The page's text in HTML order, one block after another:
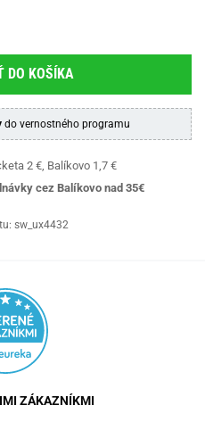
DO KOŠÍKA
do vernostného programu
2 €, Balíkovo 1,7 €
cez Balíkovo nad 35€
sw_ux4432
ZÁKAZNÍKMI